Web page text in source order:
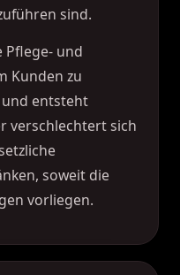
sind.
Pflege- und
Kunden zu
entsteht
verschlechtert sich
soweit die
vorliegen.